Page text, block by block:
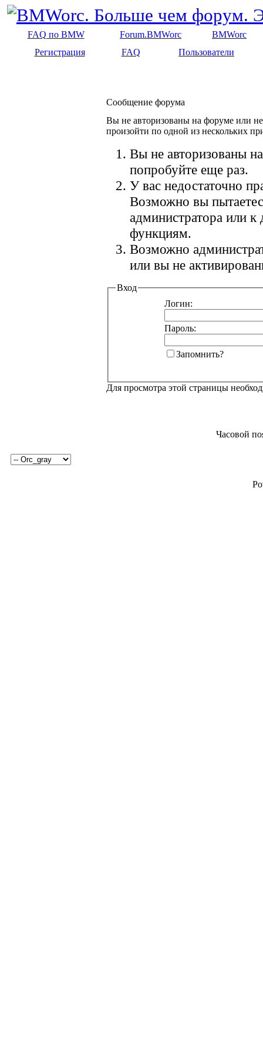
FAQ по BMW Forum.BMWorc
BMWorc
Регистрация
FAQ Пользователи
Сообщение форума
Вы не авторизованы на форуме или
произойти по одной из нескольких
Вы не авторизованы
попробуйте еще раз.
У вас недостаточно
Возможно вы
администратора или
функциям.
Возможно
или вы не
Вход
Логин:
Пароль:
Запомнить?
Для просмотра этой страницы
Часовой